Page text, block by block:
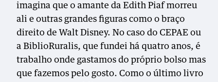
imagina que o amante da Edith Piaf morreu
ali e outras grandes figuras como o braço
direito de Walt Disney. No caso do CEPAE ou
a BiblioRuralis, que fundei há quatro anos, é
trabalho onde gastamos do próprio bolso mas
que fazemos pelo gosto. Como o último livro